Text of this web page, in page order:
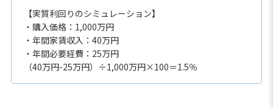
【実質利回りのシミュレーション】
・購入価格：1,000万円
・年間家賃収入：40万円
・年間必要経費：25万円
（40万円-25万円）÷1,000万円×100＝1.5％